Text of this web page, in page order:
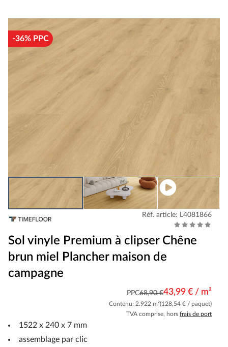
-36% PPC
Réf. article: L4081866
Sol vinyle Premium à clipser Chêne
brun miel Plancher maison de
campagne
PPC68,90 €43,99 € / m²
Contenu: 2.922 m²(128,54 € / paquet)
TVA comprise, hors frais de port
1522 x 240 x 7 mm
assemblage par clic